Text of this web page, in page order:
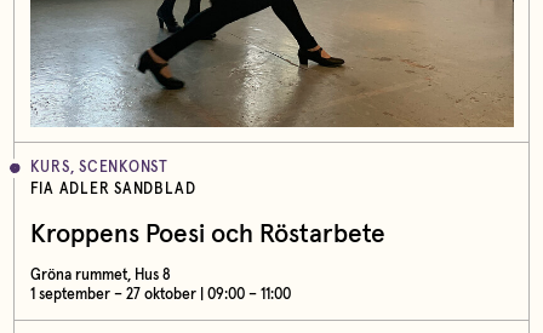
KURS, SCENKONST
FIA ADLER SANDBLAD
Kroppens Poesi och Röstarbete
Gröna rummet, Hus 8
1 september – 27 oktober | 09:00 – 11:00